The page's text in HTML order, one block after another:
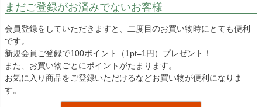
まだご登録がお済みでないお客様
会員登録をしていただきますと、二度目のお買い物時にとても便利
です。
新規会員ご登録で100ポイント（1pt=1円）プレゼント！
また、お買い物ごとにポイントがたまります。
お気に入り商品をご登録いただけるなどお買い物が便利になりま
す。